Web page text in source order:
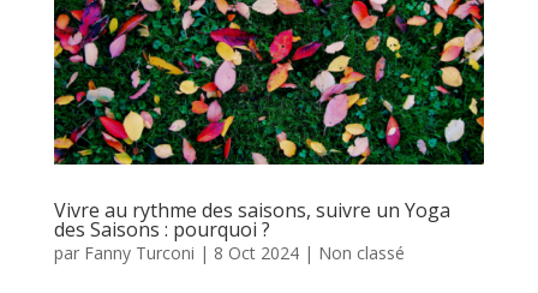
Vivre au rythme des saisons, suivre un Yoga
des Saisons : pourquoi ?
par Fanny Turconi | 8 Oct 2024| Non classé